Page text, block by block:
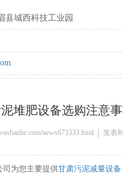
县城西科技工业园
堆肥设备选购注意
news673333.html │ 发表
司为您主要提供甘肃污泥减量设备